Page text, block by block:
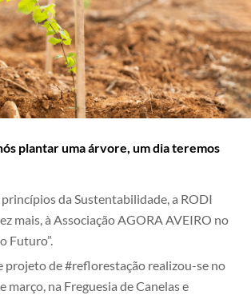
plantar uma árvore, um dia teremos
da Sustentabilidade, a RODI
mais, à Associação AGORA AVEIRO no
Futuro”.
projeto de #reflorestação realizou-se no
março, na Freguesia de Canelas e